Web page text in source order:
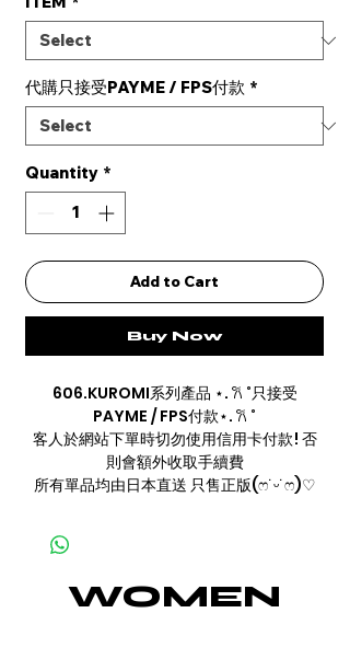
代購只接受PAYME / FPS付款 *
Quantity *
Add to Cart
Buy Now
606.KUROMI系列產品 ⋆. 𐙚 ˚只接受
PAYME / FPS付款⋆. 𐙚 ˚
客人於網站下單時切勿使用信用卡付款! 否
則會額外收取手續費
所有單品均由日本直送 只售正版(ෆ˙ᵕ˙ෆ)♡
WOMEN